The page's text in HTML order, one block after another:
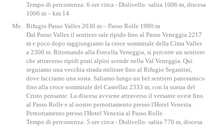
Tempo di percorrenza: 6 ore circa - Dislivello: salita 1006 m, discesa
1006 m – km 14
Me. Rifugio Passo Valles 2030 m – Passo Rolle 1980 m
Dal Passo Valles il sentiero sale ripido fino al Passo Veneggia 2217
m e poco dopo raggiungiamo la croce sommitale della Cima Valles
a 2300 m. Ritornando alla Forcella Veneggia, si percorre un sentiero
che attraverso ripidi prati alpini scende nella Val Veneggia. Qui
seguiamo una vecchia strada militare fino al Rifugio Segantini,
dove facciamo una sosta. Saliamo lungo un bel sentiero panoramico
fino alla croce sommitale del Castellaz 2333 m, con la statua del
Cristo pensante. La discesa avviene attraverso il versante ovest fino
al Passo Rolle e al nostro pernottamento presso l'Hotel Venezia.
Pernottamento presso l'Hotel Venezia al Passo Rolle.
Tempo di percorrenza: 5 ore circa - Dislivello: salita 770 m, discesa